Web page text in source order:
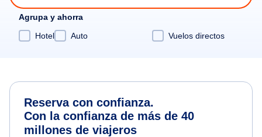
Agrupa y ahorra
Hotel
Auto Vuelos directos
Reserva con confianza.
Con la confianza de más de 40
millones de viajeros